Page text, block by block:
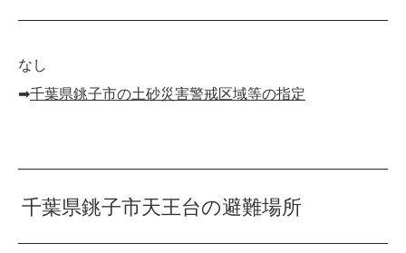
なし
➡︎千葉県銚子市の土砂災害警戒区域等の指定
千葉県銚子市天王台の避難場所